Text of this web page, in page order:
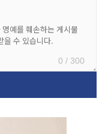
0 / 300